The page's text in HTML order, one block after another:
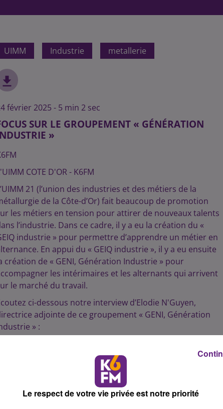
UIMM Industrie metallerie
février 2025 - 5 min 2 sec
SUR LE GROUPEMENT « GÉNÉRATION
»
COTE D'OR - K6FM
21 (l’union des industries et des métiers de la
de la Côte-d’Or) fait beaucoup de promotion
les métiers en tension pour attirer de nouveaux talents
l’industrie. Dans ce cadre, il y a eu la création du «
industrie » pour permettre d’apprendre un métier en
En appui du « GEIQ industrie », il y a eu ensuite
création de « GENI, Génération Industrie » pour
les intérimaires et les alternants qui arrivent
le marché du travail.
ci-dessous notre interview d’Elodie N'Guyen,
adjointe de ce groupement « GENI, Génération
» :
5 min 2
Le respect de votre vie privée est notre priorité